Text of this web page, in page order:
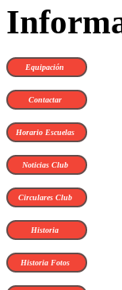
Equipación
Contactar
Horario Escuelas
Noticias Club
Circulares Club
Historia
Historia Fotos